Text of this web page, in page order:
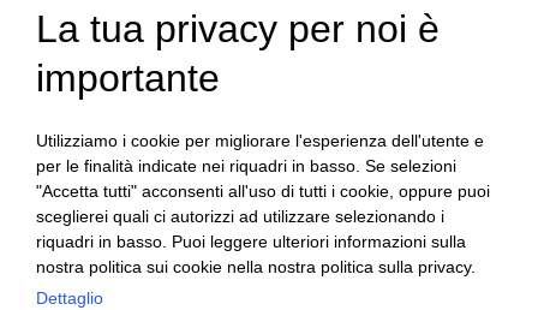
La tua privacy per noi è
importante
Utilizziamo i cookie per migliorare l'esperienza dell'utente e
per le finalità indicate nei riquadri in basso. Se selezioni
"Accetta tutti" acconsenti all'uso di tutti i cookie, oppure puoi
sceglierei quali ci autorizzi ad utilizzare selezionando i
riquadri in basso. Puoi leggere ulteriori informazioni sulla
nostra politica sui cookie nella nostra politica sulla privacy.
Dettaglio